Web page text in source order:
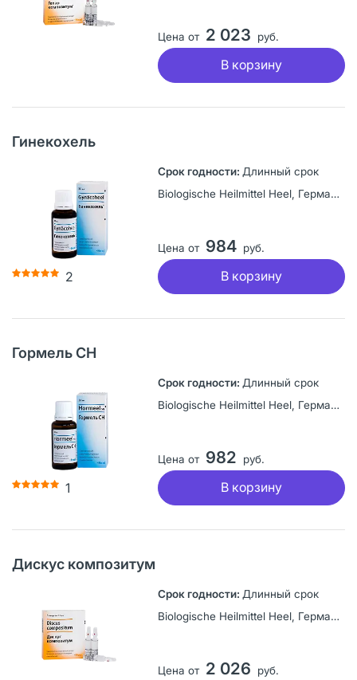
Цена от 2 023 руб.
В корзину
Гинекохель
2
Длинный срок
Biologische Heilmittel Heel, Германия
Цена от 984 руб.
В корзину
Гормель СН
1
Длинный срок
Biologische Heilmittel Heel, Германия
Цена от 982 руб.
В корзину
Дискус композитум
Длинный срок
Biologische Heilmittel Heel, Германия
Цена от 2 026 руб.